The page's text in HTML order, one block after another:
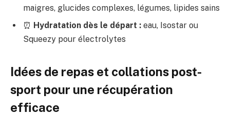
maigres, glucides complexes, légumes, lipides sains
⏰ Hydratation dès le départ : eau, Isostar ou
Squeezy pour électrolytes
Idées de repas et collations post-
sport pour une récupération
efficace